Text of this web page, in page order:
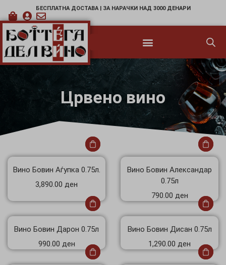
БЕСПЛАТНА ДОСТАВА | ЗА НАРАЧКИ НАД 3000 ДЕНАРИ
Црвено вино
Вино Бовин Аѓупка 0.75л.
3,890.00 ден
Вино Бовин Александар
0.75л
790.00 ден
Вино Бовин Дарон 0.75л
990.00 ден
Вино Бовин Дисан 0.75л
1,290.00 ден